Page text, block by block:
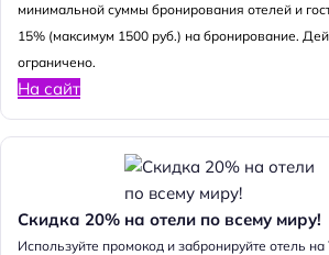
минимальной суммы бронирования отелей и
15% (максимум 1500 руб.) на бронирование.
ограничено.
На сайт
Скидка 20% на отели по всему миру!
Используйте промокод и забронируйте отель на